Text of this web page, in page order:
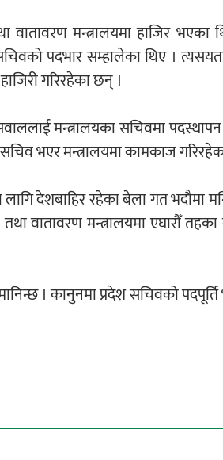
मन्त्रालयमा हाजिर भएका
पदभार सम्हालेका थिए ।
गरिरहेका छन् ।
मन्त्रालयका सचिवमा
भएर मन्त्रालयमा कामकाज
देशबाहिर रहेका बेला गत भदौमा
वातावरण मन्त्रालयमा एघारौँ तहका
। कानुनमा प्रदेश सचिवको